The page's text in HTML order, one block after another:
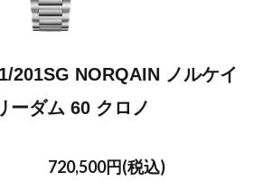
201SG NORQAIN ノルケイ
ーダム 60 クロノ
720,500円(税込)